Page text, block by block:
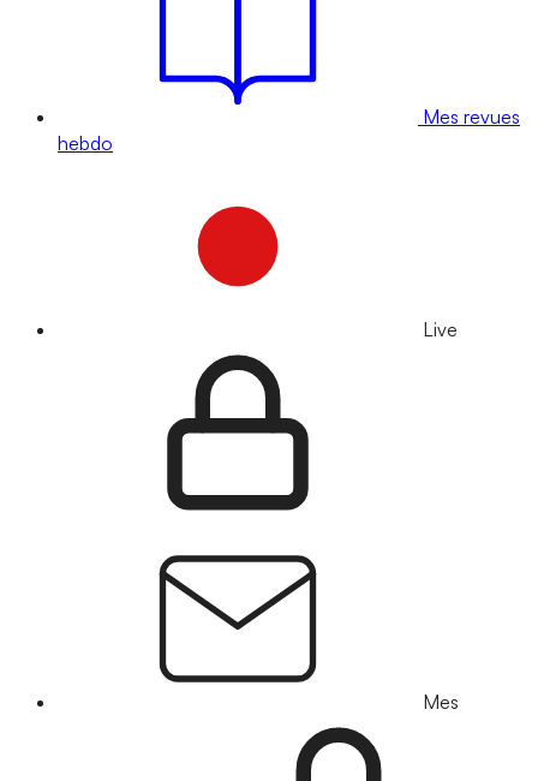
Mes revues
hebdo
Live
Mes